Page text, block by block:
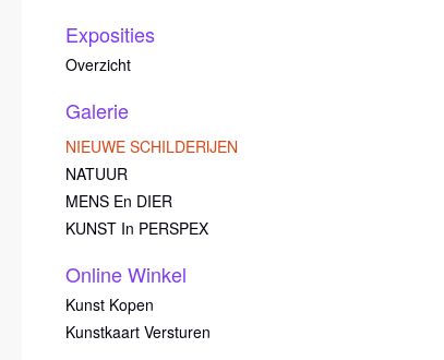
Exposities
Overzicht
Galerie
NIEUWE SCHILDERIJEN
NATUUR
MENS En DIER
KUNST In PERSPEX
Online Winkel
Kunst Kopen
Kunstkaart Versturen